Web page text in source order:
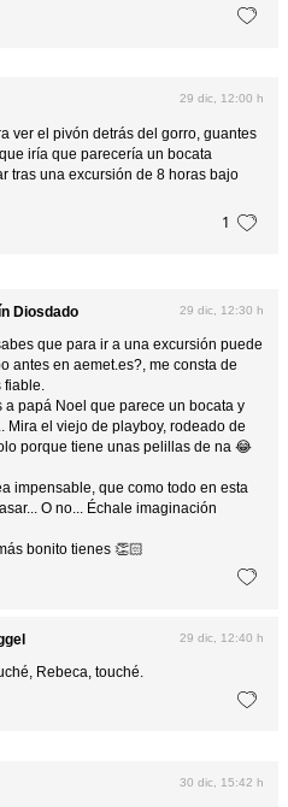
29 dic, 12:00 h
ver el pivón detrás del gorro, guantes
iría que parecería un bocata
tras una excursión de 8 horas bajo
1
Diosdado 29 dic, 12:30 h
que para ir a una excursión puede
antes en aemet.es?, me consta de
fiable.
a papá Noel que parece un bocata y
Mira el viejo de playboy, rodeado de
porque tiene unas pelillas de na 😂
impensable, que como todo en esta
O no... Échale imaginación
bonito tienes 👏🏻
29 dic, 12:40 h
Rebeca, touché.
30 dic, 15:42 h